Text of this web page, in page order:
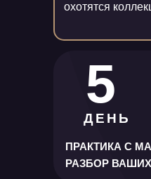
охотятся
ПРАКТИКА С
РАЗБОР
5
ДЕНЬ